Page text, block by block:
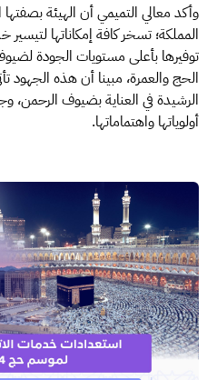
وأكد معالي التميمي أن الهيئة
المملكة؛ تسخر كافة إمكاناتها
توفيرها بأعلى مستويات الجودة
الحج والعمرة، مبينا أن هذه الجهود
الرشيدة في العناية بضيوف
أولوياتها واهتماماتها.